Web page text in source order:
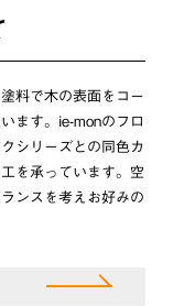
料で木の表面をコー
ます。ie-monのフロ
シリーズとの同色カ
を承っています。空
ンスを考えお好みの